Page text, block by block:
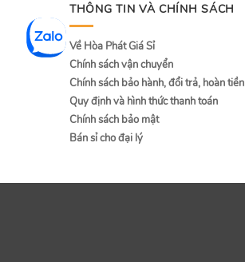
THÔNG TIN VÀ CHÍNH SÁCH
Về Hòa Phát Giá Sỉ
Chính sách vận chuyển
Chính sách bảo hành, đổi trả, hoàn tiền
Quy định và hình thức thanh toán
Chính sách bảo mật
Bán sỉ cho đại lý